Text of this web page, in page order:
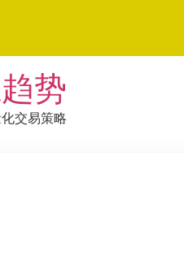
势
交易策略